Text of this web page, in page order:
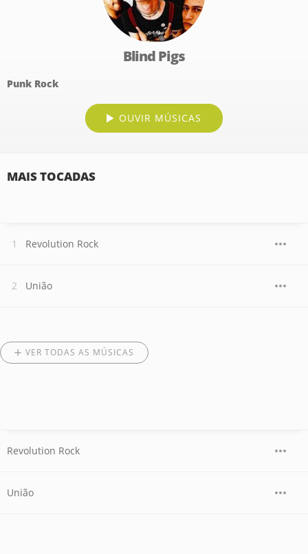
Blind Pigs
Punk Rock
OUVIR MÚSICAS
MAIS TOCADAS
Revolution Rock
União
VER TODAS AS MÚSICAS
Revolution Rock
União